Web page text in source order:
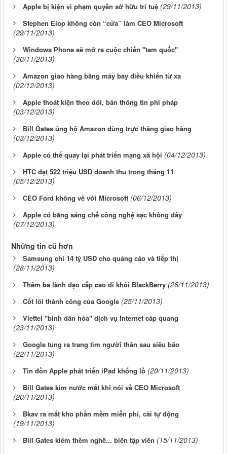
Apple bị kiện vi phạm quyền sở hữu trí tuệ (29/11/2013)
Stephen Elop không còn “cửa” làm CEO Microsoft
(29/11/2013)
Windows Phone sẽ mở ra cuộc chiến "tam quốc"
(30/11/2013)
Amazon giao hàng bằng máy bay điều khiển từ xa
(02/12/2013)
Apple thoát kiện theo dõi, bán thông tin phi pháp
(03/12/2013)
Bill Gates ủng hộ Amazon dùng trực thăng giao hàng
(03/12/2013)
Apple có thể quay lại phát triển mạng xã hội (04/12/2013)
HTC đạt 522 triệu USD doanh thu trong tháng 11
(05/12/2013)
CEO Ford không về với Microsoft (06/12/2013)
Apple có bằng sáng chế công nghệ sạc không dây
(07/12/2013)
Những tin cũ hơn
Samsung chi 14 tỷ USD cho quảng cáo và tiếp thị
(28/11/2013)
Thêm ba lãnh đạo cấp cao đi khỏi BlackBerry (26/11/2013)
Cốt lõi thành công của Google (25/11/2013)
Viettel "bình dân hóa" dịch vụ Internet cáp quang
(23/11/2013)
Google tung ra trang tìm người thân sau siêu bão
(22/11/2013)
Tin đồn Apple phát triển iPad khổng lồ (20/11/2013)
Bill Gates kìm nước mắt khi nói về CEO Microsoft
(20/11/2013)
Bkav ra mắt kho phần mềm miễn phí, cài tự động
(19/11/2013)
Bill Gates kiêm thêm nghề... biên tập viên (15/11/2013)